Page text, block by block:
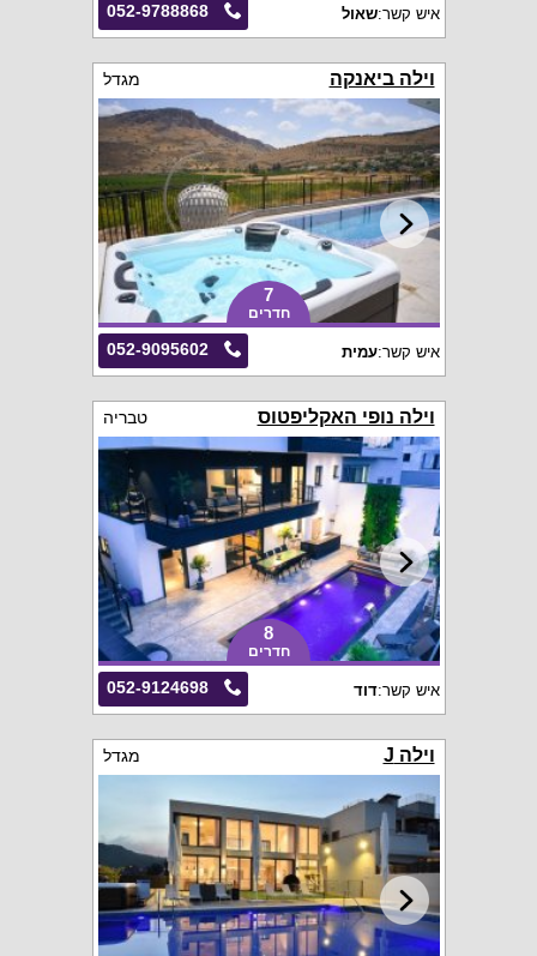
052-9788868 איש קשר:שאול
וילה ביאנקה מגדל
7
חדרים
052-9095602 איש קשר:עמית
וילה נופי האקליפטוס טבריה
8
חדרים
052-9124698 איש קשר:דוד
וילה J מגדל